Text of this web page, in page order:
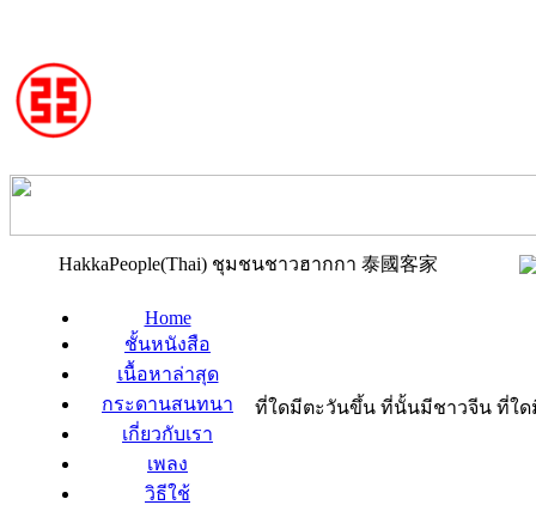
HakkaPeople(Thai) ชุมชนชาวฮากกา 泰國客家
Home
ชั้นหนังสือ
เนื้อหาล่าสุด
กระดานสนทนา
เกี่ยวกับเรา
เพลง
วิธีใช้
ที่ใดมีตะวันขึ้น ที่นั้นมีชาวจีน ที่ใดมี